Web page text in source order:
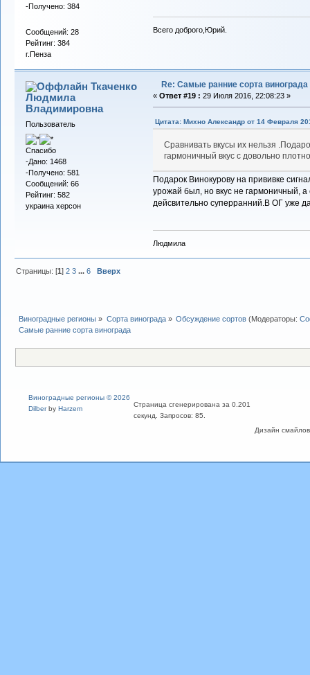
-Получено: 384
Сообщений: 28
Рейтинг: 384
г.Пенза
Всего доброго,Юрий.
Ткаченко
Людмила
Владимировна
Пользователь
Спасибо
-Дано: 1468
-Получено: 581
Сообщений: 66
Рейтинг: 582
украина херсон
Re: Самые ранние сорта винограда
« Ответ #19 : 29 Июля 2016, 22:08:23 »
Цитата: Михно Александр от 14 Февраля
Сравнивать вкусы их нельзя
гармоничный вкус с довольно
Подарок Винокурову на прививке
урожай был, но вкус не гармоничный, а
дейсвительно суперранний.В ОГ уже
Людмила
Страницы: [1]2 3 ...6 Вверх
Виноградные регионы » Сорта винограда» Обсуждение сортов(Модераторы:
Самые ранние сорта винограда
Дизайн
Виноградные регионы © 2026
Dilberby Harzem
Страница сгенерирована за 0.201
секунд. Запросов: 85.